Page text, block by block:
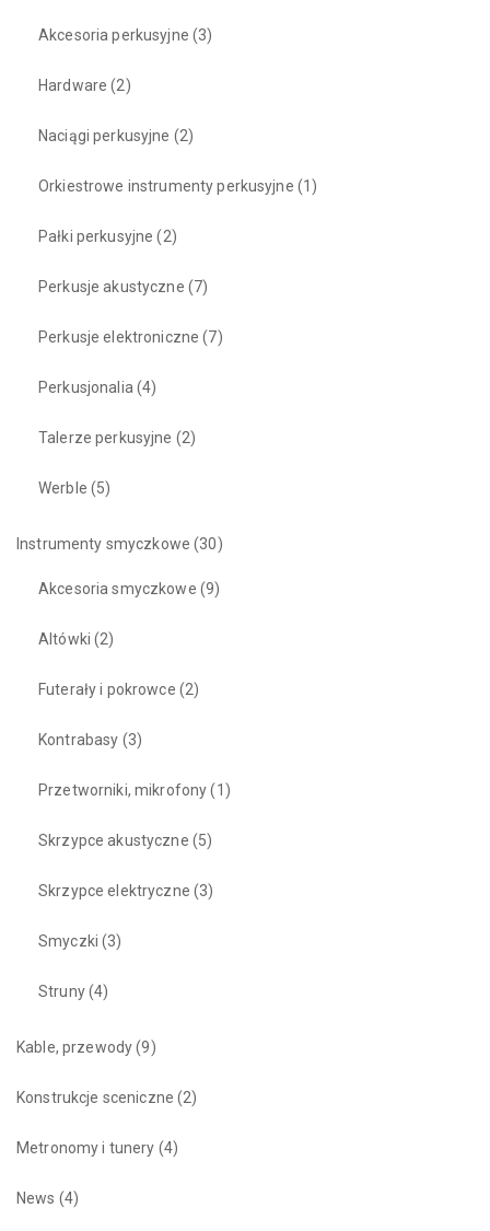
Akcesoria perkusyjne (3)
Hardware (2)
Naciągi perkusyjne (2)
Orkiestrowe instrumenty perkusyjne (1)
Pałki perkusyjne (2)
Perkusje akustyczne (7)
Perkusje elektroniczne (7)
Perkusjonalia (4)
Talerze perkusyjne (2)
Werble (5)
Instrumenty smyczkowe (30)
Akcesoria smyczkowe (9)
Altówki (2)
Futerały i pokrowce (2)
Kontrabasy (3)
Przetworniki, mikrofony(1)
Skrzypce akustyczne (5)
Skrzypce elektryczne (3)
Smyczki (3)
Struny(4)
Kable, przewody(9)
Konstrukcje sceniczne (2)
Metronomy i tunery (4)
News (4)